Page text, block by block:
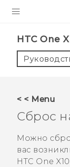
5G
ПОДДЕРЖКА
HTC One
< < Menu
Сброс
Можно
вас
HTC One X10